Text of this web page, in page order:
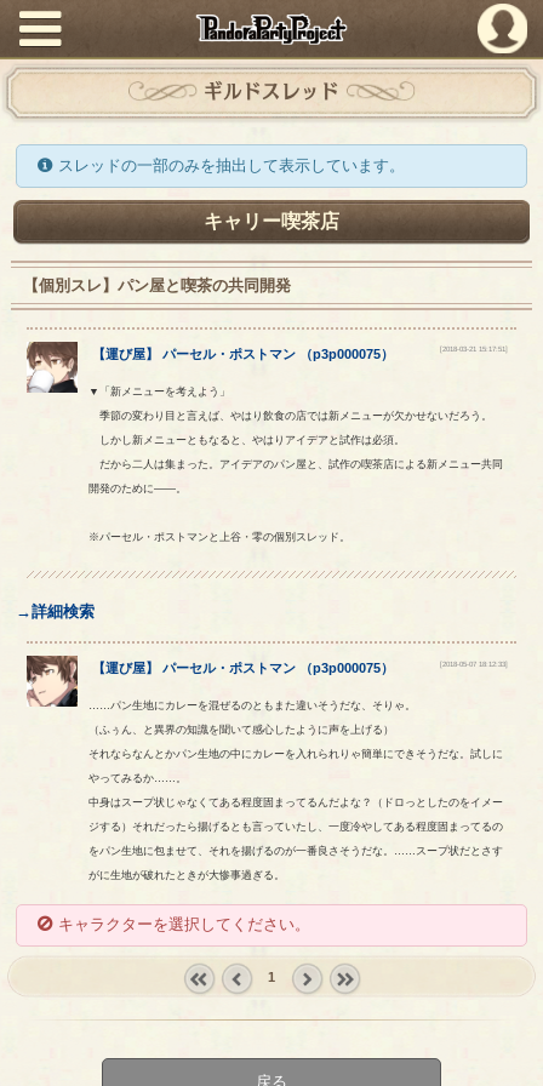
PandoraPartyProject
ギルドスレッド
スレッドの一部のみを抽出して表示しています。
キャリー喫茶店
【個別スレ】パン屋と喫茶の共同開発
【運び屋】パーセル・ ポストマン （p3p000075） [2018-03-21 15:17:51]
▼「新メニューを考えよう」
季節の変わり目と言えば、やはり飲食の店では新メニューが欠かせないだろう。
しかし新メニューともなると、やはりアイデアと試作は必須。
だから二人は集まった。アイデアのパン屋と、試作の喫茶店による新メニュー共同
開発のために――。
※パーセル・ポストマンと上谷・零の個別スレッド。
→詳細検索
【運び屋】パーセル・ ポストマン （p3p000075） [2018-05-07 18:12:33]
……パン生地にカレーを混ぜるのともまた違いそうだな、そりゃ。
（ふぅん、と異界の知識を聞いて感心したように声を上げる）
それならなんとかパン生地の中にカレーを入れられりゃ簡単にできそうだな。試しに
やってみるか……。
中身はスープ状じゃなくてある程度固まってるんだよな？（ドロっとしたのをイメー
ジする）それだったら揚げるとも言っていたし、一度冷やしてある程度固まってるの
をパン生地に包ませて、それを揚げるのが一番良さそうだな。……スープ状だとさす
がに生地が破れたときが大惨事過ぎる。
キャラクターを選択してください。
1
戻る